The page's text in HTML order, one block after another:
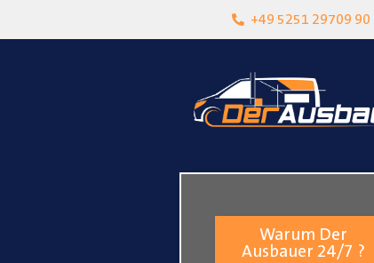
+49 5251 29709 90
Lokalgeschäft in Paderborn
Warum Der
Ausbauer 24/7 ?